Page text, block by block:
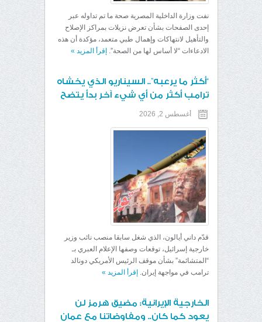
نفت وزارة الداخلية المصرية صحة ما تم تداوله عبر
إحدى الصفحات بشأن تعرض نزيلات بمراكز الإصلاح
والتأهيل لانتهاكات وإهمال طبي متعمد، مؤكدة أن هذه
الادعاءات “لا أساس لها من الصحة”. إقرأ المزيد »
“أكثر ما يرعبه”.. السيناريو الذي يخشاه
ترامب أكثر من أي شيء آخر بدأ يتضح
أغسطس 2, 2026
قدّم داني أيالون، الذي شغل سابقا منصب نائب وزير
خارجية إسرائيل، توقعات وصفها الإعلام العبري بـ
“المتشائمة” بشأن موقف الرئيس الأمريكي دونالد
ترامب في مواجهة إيران. إقرأ المزيد »
الخارجية الإيرانية: مضيق هرمز لن
يعود كما كان.. ومفاوضاتنا مع عمان